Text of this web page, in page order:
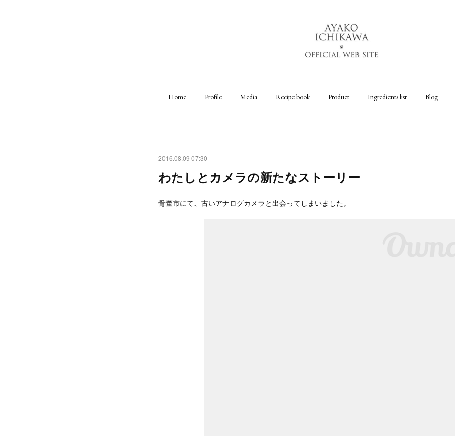
Home Profile Media Recipe book Product Ingredients list Blog
2016.08.09 07:30
わたしとカメラの新たなストーリー
骨董市にて、古いアナログカメラと出会ってしまいました。